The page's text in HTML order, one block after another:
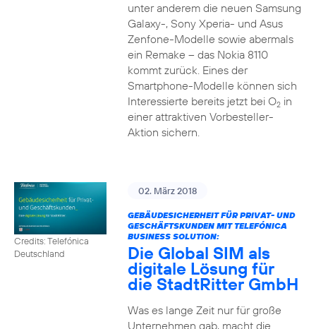
unter anderem die neuen Samsung
Galaxy-, Sony Xperia- und Asus
Zenfone-Modelle sowie abermals
ein Remake – das Nokia 8110
kommt zurück. Eines der
Smartphone-Modelle können sich
Interessierte bereits jetzt bei O2in
einer attraktiven Vorbesteller-
Aktion sichern.
Credits: Telefónica
Deutschland
02. März 2018
GEBÄUDESICHERHEIT FÜR PRIVAT- UND
GESCHÄFTSKUNDEN MIT TELEFÓNICA
BUSINESS SOLUTION:
Die Global SIM als
digitale Lösung für
die StadtRitter GmbH
Was es lange Zeit nur für große
Unternehmen gab, macht die